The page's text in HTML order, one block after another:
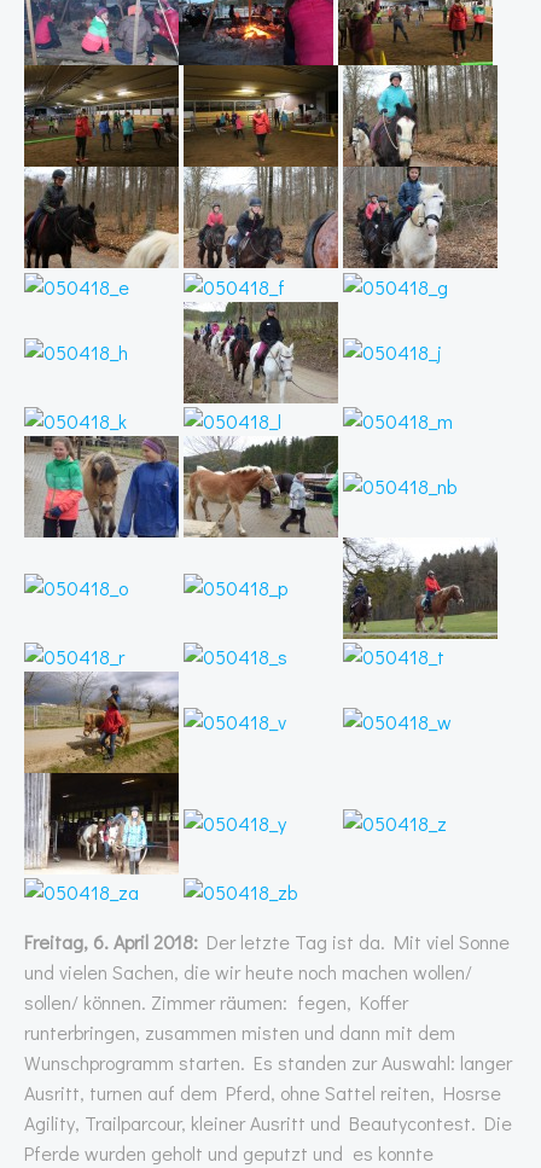
Freitag, 6. April 2018: Der letzte Tag ist da. Mit viel Sonne
und vielen Sachen, die wir heute noch machen wollen/
sollen/ können. Zimmer räumen: fegen, Koffer
runterbringen, zusammen misten und dann mit dem
Wunschprogramm starten. Es standen zur Auswahl: langer
Ausritt, turnen auf dem Pferd, ohne Sattel reiten, Hosrse
Agility, Trailparcour, kleiner Ausritt und Beautycontest. Die
Pferde wurden geholt und geputzt und es konnte